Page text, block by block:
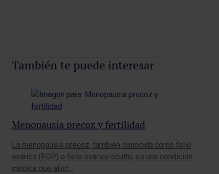
También te puede interesar
Menopausia precoz y fertilidad
La menopausia precoz, también conocida como fallo
ovárico (FOP) o fallo ovárico oculto, es una condición
médica que afec…